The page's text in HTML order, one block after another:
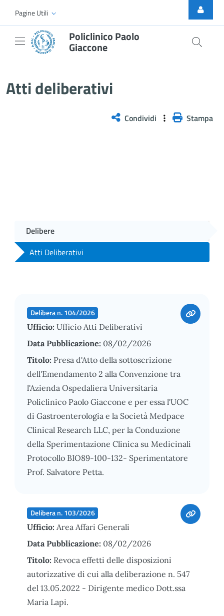
Skip to Main Content
Pagine Utili
Policlinico Paolo
Giaccone
Atti deliberativi
Condividi Stampa
Delibere
Atti Deliberativi
Delibera n. 104/2026
Ufficio: Ufficio Atti Deliberativi
Data Pubblicazione: 08/02/2026
Titolo: Presa d'Atto della sottoscrizione
dell'Emendamento 2 alla Convenzione tra
l'Azienda Ospedaliera Universitaria
Policlinico Paolo Giaccone e per essa l'UOC
di Gastroenterologia e la Società Medpace
Clinical Research LLC, per la Conduzione
della Sperimentazione Clinica su Medicinali
Protocollo BIO89-100-132- Sperimentatore
Prof. Salvatore Petta.
Delibera n. 103/2026
Ufficio: Area Affari Generali
Data Pubblicazione: 08/02/2026
Titolo: Revoca effetti delle disposizioni
autorizzative di cui alla deliberazione n. 547
del 13.05.2022 - Dirigente medico Dott.ssa
Maria Lapi.